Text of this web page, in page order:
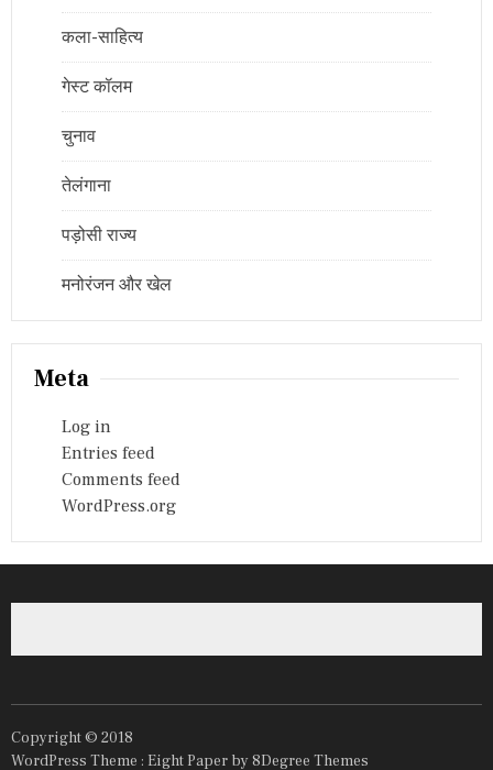
कला-साहित्य
गेस्ट कॉलम
चुनाव
तेलंगाना
पड़ोसी राज्य
मनोरंजन और खेल
Meta
Log in
Entries feed
Comments feed
WordPress.org
Copyright © 2018
WordPress Theme : Eight Paper by 8Degree Themes